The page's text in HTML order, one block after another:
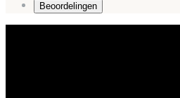
Beoordelingen